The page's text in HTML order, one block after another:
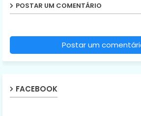
POSTAR UM COMENTÁRIO
Postar um
FACEBOOK